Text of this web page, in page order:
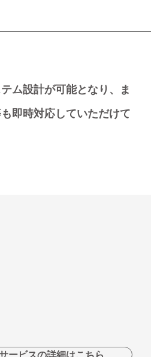
ム設計が可能となり、ま
即時対応していただけて
ービスの詳細はこちら